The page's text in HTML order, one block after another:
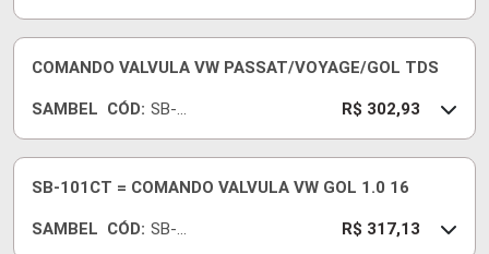
COMANDO VALVULA VW PASSAT/VOYAGE/GOL TDS
SAMBEL CÓD: SB-
R$ 302,93
SB-101CT = COMANDO VALVULA VW GOL 1.0 16
SAMBEL CÓD: SB-
R$ 317,13